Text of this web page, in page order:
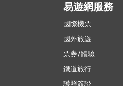
易遊網服務
國際機票
國外旅遊
票券/體驗
鐵道旅行
護照簽證